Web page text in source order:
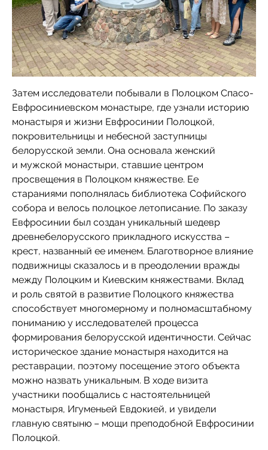
Затем исследователи побывали в Полоцком Спасо-
Евфросиниевском монастыре, где узнали историю
монастыря и жизни Евфросинии Полоцкой,
покровительницы и небесной заступницы
белорусской земли. Она основала женский
и мужской монастыри, ставшие центром
просвещения в Полоцком княжестве. Ее
стараниями пополнялась библиотека Софийского
собора и велось полоцкое летописание. По заказу
Евфросинии был создан уникальный шедевр
древнебелорусского прикладного искусства –
крест, названный ее именем. Благотворное влияние
подвижницы сказалось и в преодолении вражды
между Полоцким и Киевским княжествами. Вклад
и роль святой в развитие Полоцкого княжества
способствует многомерному и полномасштабному
пониманию у исследователей процесса
формирования белорусской идентичности. Сейчас
историческое здание монастыря находится на
реставрации, поэтому посещение этого объекта
можно назвать уникальным. В ходе визита
участники пообщались с настоятельницей
монастыря, Игуменьей Евдокией, и увидели
главную святыню – мощи преподобной Евфросинии
Полоцкой.